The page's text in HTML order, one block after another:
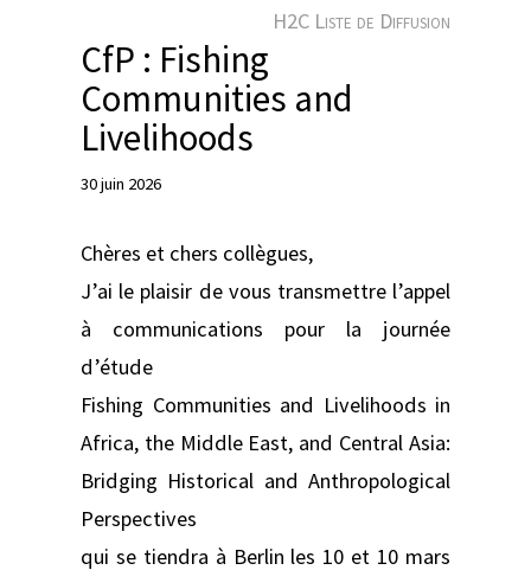
r
H2C Liste de Diffusion
CfP : Fishing
Communities and
Livelihoods
30 juin 2026
Chères et chers collègues,
J’ai le plaisir de vous transmettre l’appel
à communications pour la journée
d’étude
Fishing Communities and Livelihoods in
Africa, the Middle East, and Central Asia:
Bridging Historical and Anthropological
Perspectives
qui se tiendra à Berlin les 10 et 10 mars